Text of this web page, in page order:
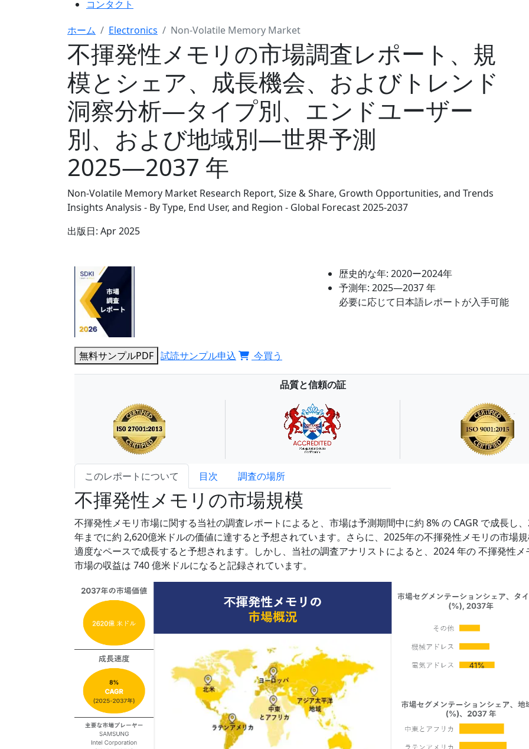
コンタクト
ホーム
Electronics Non-Volatile Memory Market
不揮発性メモリの市場調査レポート、規
模とシェア、成長機会、およびトレンド
洞察分析―タイプ別、エンドユーザー
別、および地域別―世界予測
2025―2037 年
Non-Volatile Memory Market Research Report, Size & Share, Growth Opportunities, and Trends
Insights Analysis - By Type, End User, and Region - Global Forecast 2025-2037
出版日: Apr 2025
歴史的な年: 2020ー2024年
予測年: 2025―2037 年
必要に応じて日本語レポートが入手可能
無料サンプルPDF 試読サンプル申込 今買う
品質と信頼の証
このレポートについて 目次 調査の場所
不揮発性メモリの市場規模
不揮発性メモリ市場に関する当社の調査レポートによると、市場は予測期間中に約 8% の CAGR で成長し
年までに約 2,620億米ドルの価値に達すると予想されています。さらに、2025年の不揮発性メモリの市場
適度なペースで成長すると予想されます。しかし、当社の調査アナリストによると、2024 年の 不揮発性メ
市場の収益は 740 億米ドルになると記録されています。